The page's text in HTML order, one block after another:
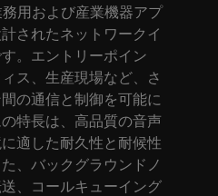
用および産業機器アプ
されたネットワークイ
。エントリーポイン
ス、生産現場など、さ
の通信と制御を可能に
特長は、高品質の音声
適した耐久性と耐候性
、バックグラウンドノ
、コールキューイング